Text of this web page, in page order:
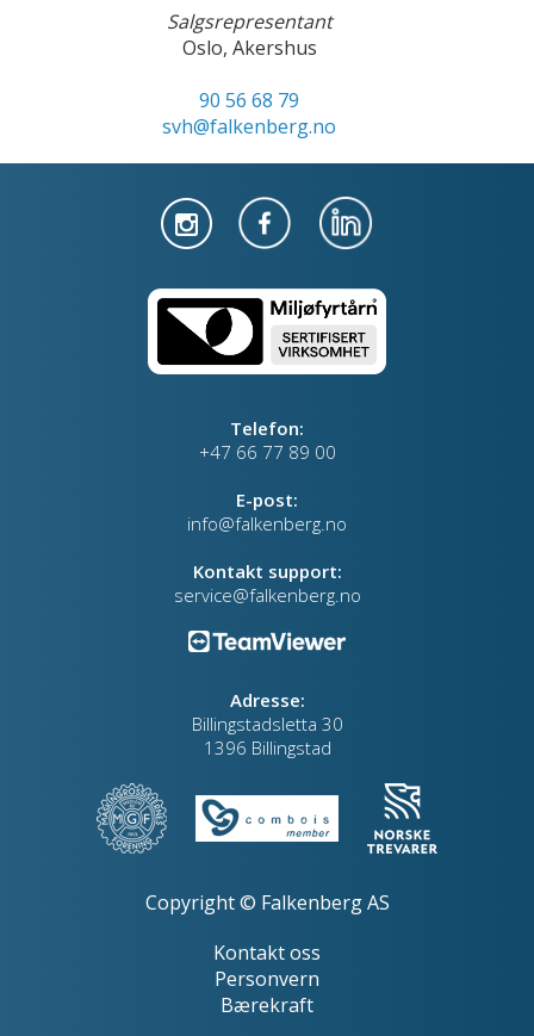
Salgsrepresentant
Oslo, Akershus
90 56 68 79
svh@falkenberg.no
Telefon:
+47 66 77 89 00
E-post:
info@falkenberg.no
Kontakt support:
service@falkenberg.no
Adresse:
Billingstadsletta 30
1396 Billingstad
Copyright © Falkenberg AS
Kontakt oss
Personvern
Bærekraft